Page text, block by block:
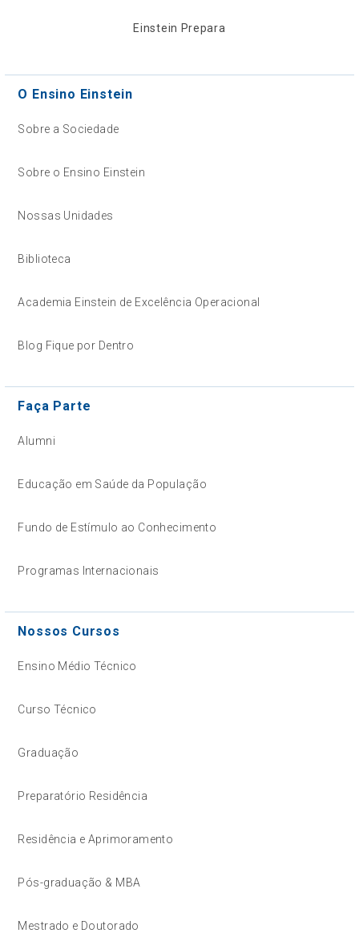
Einstein Prepara
O Ensino Einstein
Sobre a Sociedade
Sobre o Ensino Einstein
Nossas Unidades
Biblioteca
Academia Einstein de Excelência Operacional
Blog Fique por Dentro
Faça Parte
Alumni
Educação em Saúde da População
Fundo de Estímulo ao Conhecimento
Programas Internacionais
Nossos Cursos
Ensino Médio Técnico
Curso Técnico
Graduação
Preparatório Residência
Residência e Aprimoramento
Pós-graduação & MBA
Mestrado e Doutorado